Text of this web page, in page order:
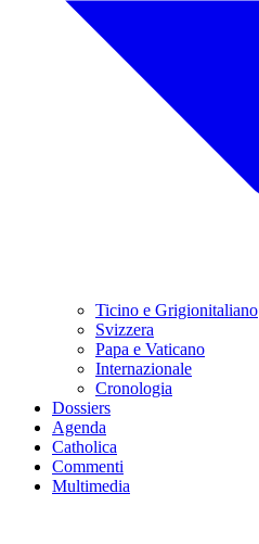
Ticino e Grigionitaliano
Svizzera
Papa e Vaticano
Internazionale
Cronologia
Dossiers
Agenda
Catholica
Commenti
Multimedia